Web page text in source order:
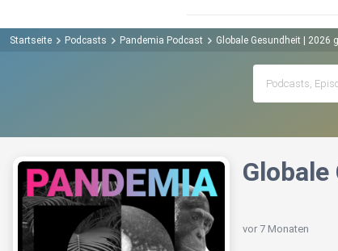
Startseite Podcasts Pandemia Podcast Globale Gesundheit | 2026
vor 7 Monaten